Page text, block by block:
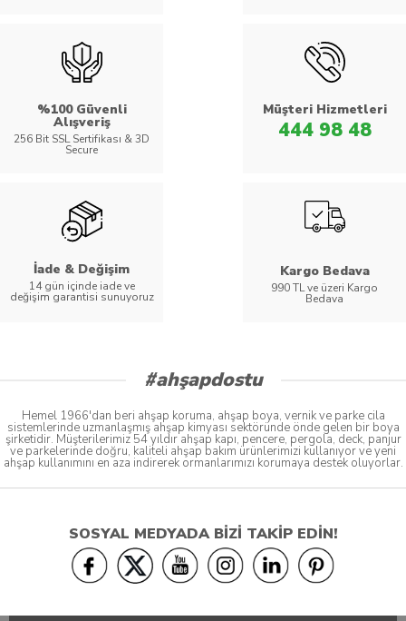
%100 Güvenli
Alışveriş
256 Bit SSL Sertifikası & 3D
Secure
Müşteri Hizmetleri
444 98 48
İade & Değişim
14 gün içinde iade ve
değişim garantisi sunuyoruz
Kargo Bedava
990 TL ve üzeri Kargo
Bedava
#ahşapdostu
Hemel 1966'dan beri ahşap koruma, ahşap boya, vernik ve parke cila
sistemlerinde uzmanlaşmış ahşap kimyası sektöründe önde gelen bir boya
şirketidir. Müşterilerimiz 54 yıldır ahşap kapı, pencere, pergola, deck, panjur
ve parkelerinde doğru, kaliteli ahşap bakım ürünlerimizi kullanıyor ve yeni
ahşap kullanımını en aza indirerek ormanlarımızı korumaya destek oluyorlar.
SOSYAL MEDYADA BİZİ TAKİP EDİN!